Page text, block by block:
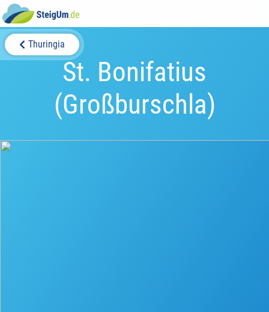
Thuringia
St. Bonifatius
(Großburschla)